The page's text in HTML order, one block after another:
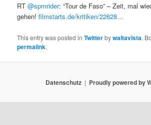
RT@spmrider: “Tour de Faso” – Zeit, mal
gehen!filmstarts.de/kritiken/22628…
This entry was posted inTwitterbywaltavista.
permalink.
Datenschutz Proudly powered by